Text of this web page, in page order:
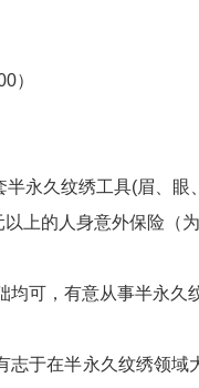
）
半永久纹绣工具(眉、眼
上的人身意外保险（为
均可，有意从事半永久
志于在半永久纹绣领